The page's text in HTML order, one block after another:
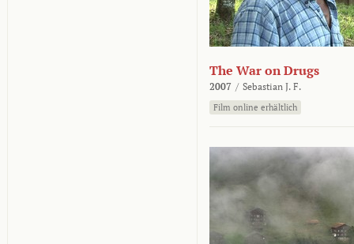
The War on Drugs
2007 / Sebastian J. F.
Film online erhältlich